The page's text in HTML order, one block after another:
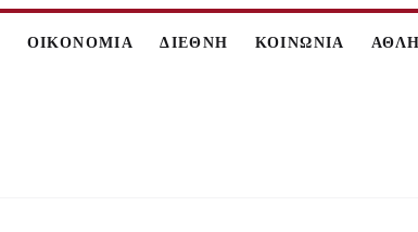
ΟΙΚΟΝΟΜΙΑ ΔΙΕΘΝΗ ΚΟΙΝΩΝΙΑ